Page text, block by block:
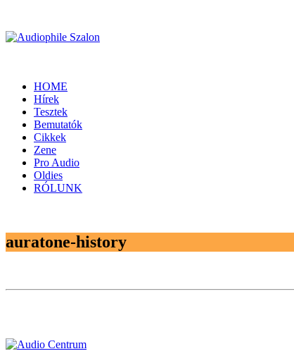
HOME
Hírek
Tesztek
Bemutatók
Cikkek
Zene
Pro Audio
Oldies
RÓLUNK
auratone-history